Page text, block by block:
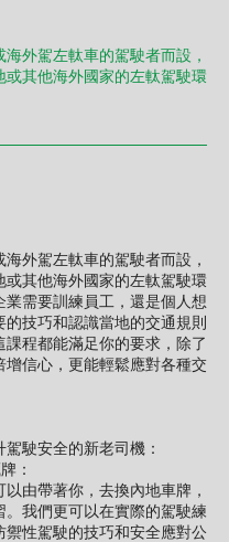
外駕左軚車的駕駛者而設，
或其他海外國家的左軚駕駛環
外駕左軚車的駕駛者而設，
或其他海外國家的左軚駕駛環
業需要訓練員工，還是個人想
的技巧和認識當地的交通規則
課程都能滿足你的要求，除了
增信心，更能輕鬆應對各種交
駛安全的新老司機：
：
由帶著你，去換內地車牌，
。我們更可以在實際的駕駛練
禦性駕駛的技巧和安全應對公